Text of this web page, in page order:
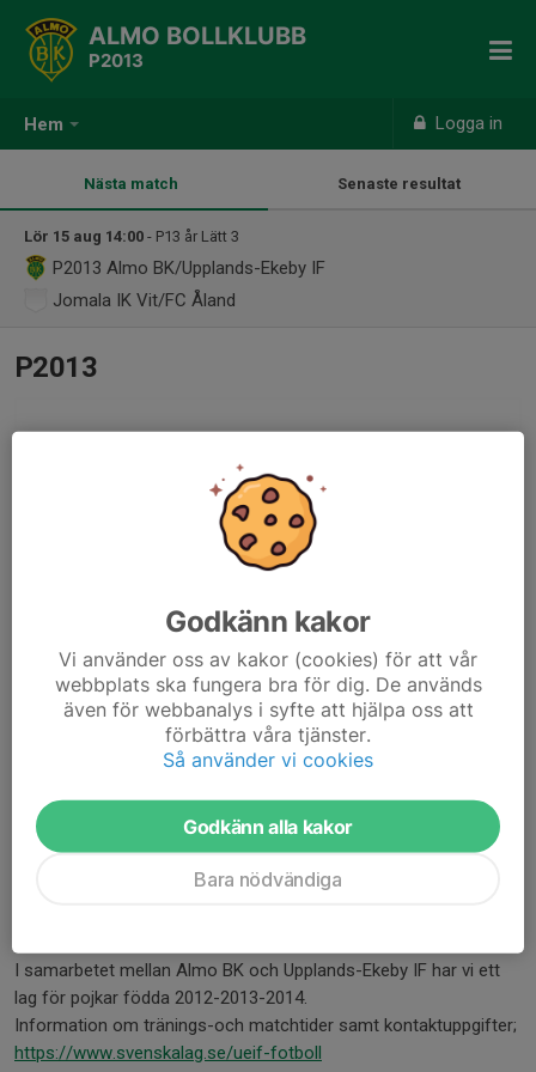
Hem Logga in
ALMO BOLLKLUBB
P2013
Nästa match Senaste resultat
Lör 15 aug 14:00 - P13 år Lätt 3
P2013 Almo BK/Upplands-Ekeby IF
Jomala IK Vit/FC Åland
P2013
I samarbetet mellan Almo BK och Upplands-Ekeby IF har vi ett
lag för pojkar födda 2012-2013-2014.
Information om tränings-och matchtider samt kontaktuppgifter;
https://www.svenskalag.se/ueif-fotboll
Godkänn kakor
Vi använder oss av kakor (cookies) för att vår
webbplats ska fungera bra för dig. De används
även för webbanalys i syfte att hjälpa oss att
förbättra våra tjänster.
Så använder vi cookies
Godkänn alla kakor
Bara nödvändiga